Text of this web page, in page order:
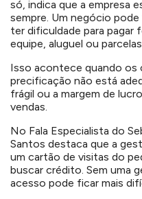
só, indica que a empresa
sempre. Um negócio
ter dificuldade para pagar
equipe, aluguel ou
Isso acontece quando os
precificação não está
frágil ou a margem de
vendas.
No Fala Especialista do
Santos destaca que a
um cartão de visitas do
buscar crédito. Sem uma
acesso pode ficar mais